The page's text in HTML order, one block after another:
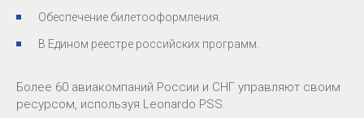
Обеспечение билетооформления.
В Едином реестре российских программ.
Более 60 авиакомпаний России и СНГ управляют своим
ресурсом, используя Leonardo PSS.